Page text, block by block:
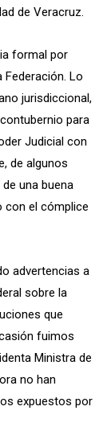
de Veracruz.
formal por
Federación. Lo
jurisdiccional,
para
Judicial con
de algunos
una buena
con el cómplice
advertencias a
sobre la
que
fuimos
Ministra de
no han
expuestos por